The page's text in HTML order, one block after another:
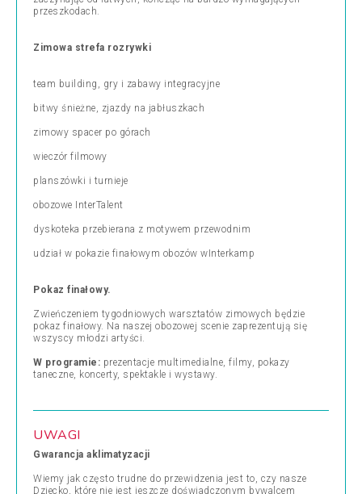
przeszkodach.
Zimowa strefa rozrywki
team building, gry i zabawy integracyjne
bitwy śnieżne, zjazdy na jabłuszkach
zimowy spacer po górach
wieczór filmowy
planszówki i turnieje
obozowe InterTalent
dyskoteka przebierana z motywem przewodnim
udział w pokazie finałowym obozów wInterkamp
Pokaz finałowy.
Zwieńczeniem tygodniowych warsztatów zimowych będzie
pokaz finałowy. Na naszej obozowej scenie zaprezentują się
wszyscy młodzi artyści.
W programie: prezentacje multimedialne, filmy, pokazy
taneczne, koncerty, spektakle i wystawy.
UWAGI
Gwarancja aklimatyzacji
Wiemy jak często trudne do przewidzenia jest to, czy nasze
Dziecko, które nie jest jeszcze doświadczonym bywalcem